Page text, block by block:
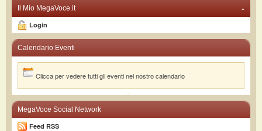
-
Il Mio MegaVoce.it
Login
Calendario Eventi
Clicca per vedere tutti gli eventi nel nostro calendario
MegaVoce Social Network
Feed RSS